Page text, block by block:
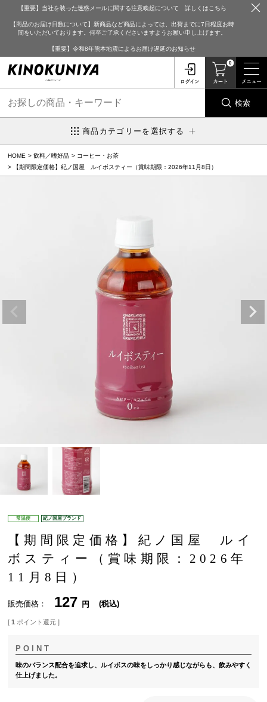
【重要】当社を装った迷惑メールに関する注意喚起について 詳しくはこちら
【商品のお届け日数について】新商品など商品によっては、出荷までに7日程度お時
間をいただいております。何卒ご了承くださいますようお願い申し上げます。
【重要】令和8年熊本地震によるお届け遅延のお知らせ
0
検索
商品カテゴリーを選択する
HOME 飲料／嗜好品
コーヒー・お茶
【期間限定価格】紀ノ国屋 ルイボスティー（賞味期限：2026年11月8日）
常温便 紀ノ国屋ブランド
【期間限定価格】紀ノ国屋 ルイ
ボスティー（賞味期限：2026年
11月8日）
販売価格 127 税込
[ 1 ポイント還元 ]
味のバランス配合を追求し、ルイボスの味をしっかり感じながらも、飲みやすく
仕上げました。